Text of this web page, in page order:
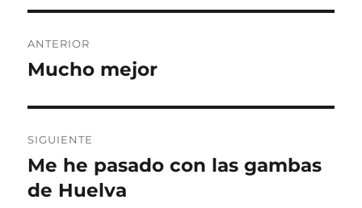
de
ANTERIOR
Entrada
Mucho mejor
SIGUIENTE
Entrada
siguiente:
Me he pasado con las gambas
de Huelva